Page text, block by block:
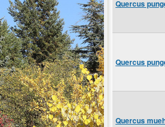
Quercus
Quercus
Quercus